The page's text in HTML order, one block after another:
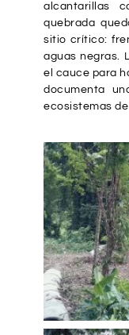
alcantarillas
quebrada
sitio crítico:
aguas negras.
el cauce para
documenta
ecosistemas